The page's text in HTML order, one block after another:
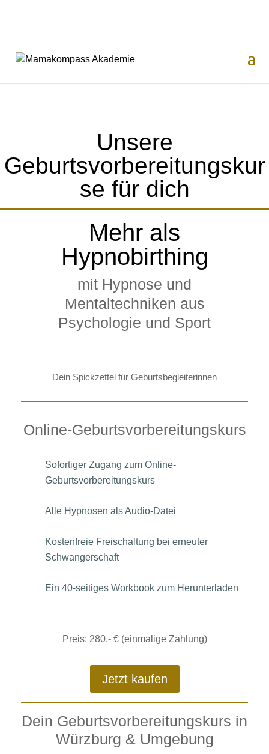
Unsere
Geburtsvorbereitungskur
se für dich
Mehr als
Hypnobirthing
mit Hypnose und
Mentaltechniken aus
Psychologie und Sport
Dein Spickzettel für Geburtsbegleiterinnen
Online-Geburtsvorbereitungskurs
Sofortiger Zugang zum Online-
Geburtsvorbereitungskurs
Alle Hypnosen als Audio-Datei
Kostenfreie Freischaltung bei erneuter
Schwangerschaft
Ein 40-seitiges Workbook zum Herunterladen
Preis: 280,- € (einmalige Zahlung)
Jetzt kaufen
Dein Geburtsvorbereitungskurs in
Würzburg & Umgebung